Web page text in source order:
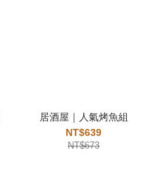
居酒屋｜人氣烤魚組
NT$639
NT$673